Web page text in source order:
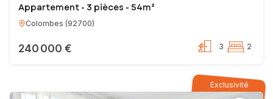
Appartement - 3 pièces - 54m²
Colombes (92700)
240 000 € 3 2
Exclusivité